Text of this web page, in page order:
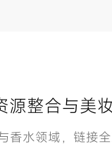
源整合与美
香水领域，链接